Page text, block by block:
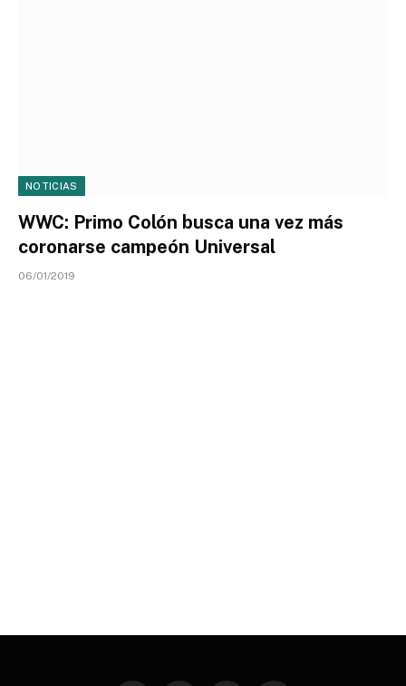
NOTICIAS
WWC: Primo Colón busca una vez más
coronarse campeón Universal
06/01/2019